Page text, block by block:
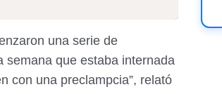
una serie de
semana que estaba internada
con una preclampcia”, relató